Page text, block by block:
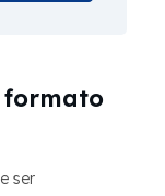
formato
ser